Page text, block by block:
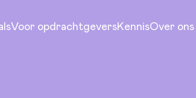
Voor opdrachtgeversKennisOver ons